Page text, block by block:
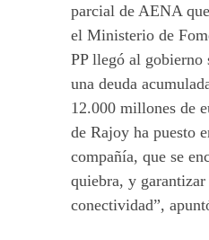
parcial de AENA
el Ministerio de
PP llegó al gobierno
una deuda
12.000 millones de
de Rajoy ha puesto
compañía, que se
quiebra, y garantizar
conectividad”,